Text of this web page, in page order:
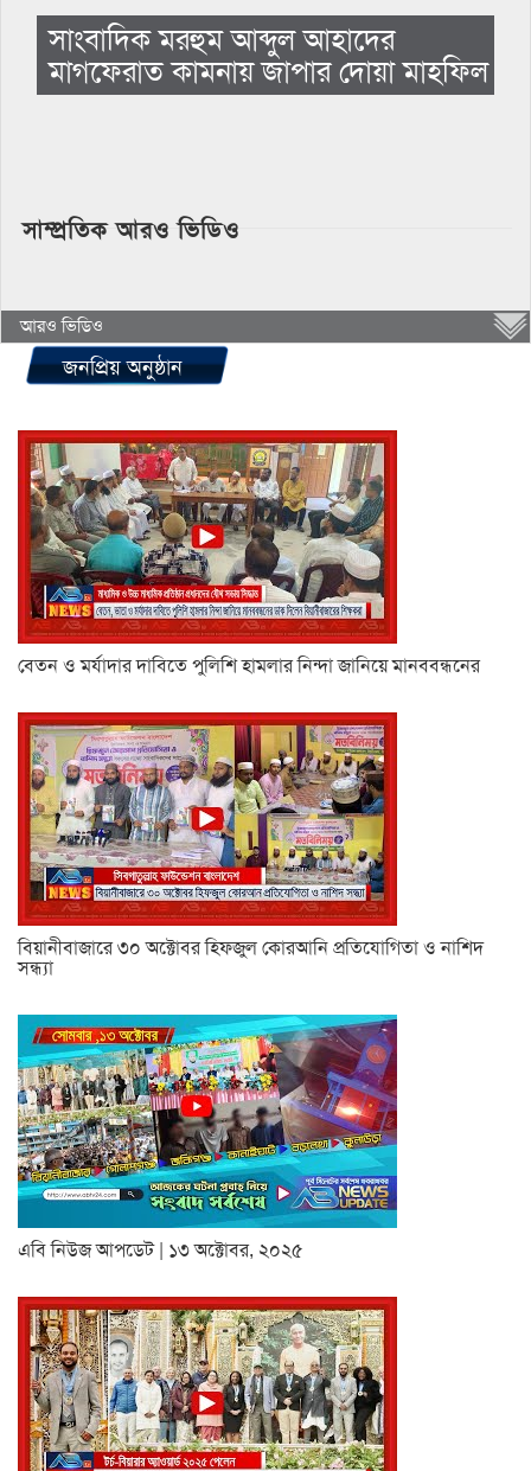
সাংবাদিক মরহুম আব্দুল আহাদের
মাগফেরাত কামনায় জাপার দোয়া মাহফিল
সাম্প্রতিক আরও ভিডিও
আরও ভিডিও
জনপ্রিয় অনুষ্ঠান
বেতন ও মর্যাদার দাবিতে পুলিশি হামলার নিন্দা জানিয়ে মানববন্ধনের
বিয়ানীবাজারে ৩০ অক্টোবর হিফজুল কোরআনি প্রতিযোগিতা ও নাশিদ
সন্ধ্যা
এবি নিউজ আপডেট | ১৩ অক্টোবর, ২০২৫